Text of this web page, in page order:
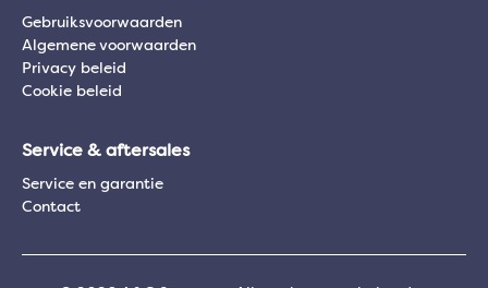
Gebruiksvoorwaarden
Algemene voorwaarden
Privacy beleid
Cookie beleid
Service & aftersales
Service en garantie
Contact